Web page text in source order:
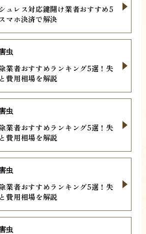
ュレス対応鍵開け業者おすすめ5
マホ決済で解決
業者おすすめランキング5選！失
費用相場を解説
虫
業者おすすめランキング5選！失
費用相場を解説
虫
業者おすすめランキング5選！失
費用相場を解説
虫
虫